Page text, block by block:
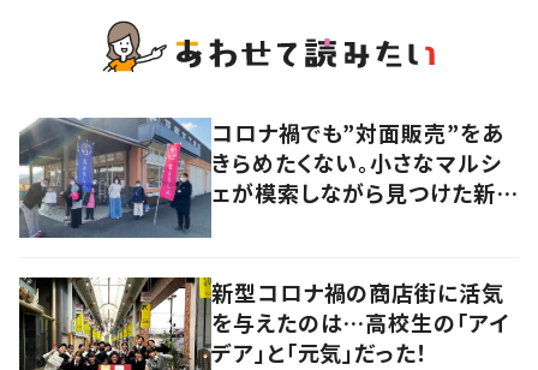
コロナ禍でも”対面販売”をあ
きらめたくない。小さなマルシ
ェが模索しながら見つけた新し
新型コロナ禍の商店街に活気
を与えたのは…高校生の「アイ
デア」と「元気」だった！